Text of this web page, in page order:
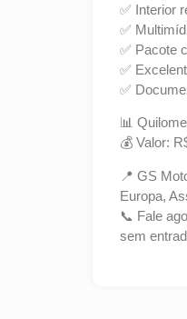
✅ Interior
✅
✅ Pacote
✅
✅
📊
💰 Valor:
📍 GS
Europa,
📞 Fale
sem